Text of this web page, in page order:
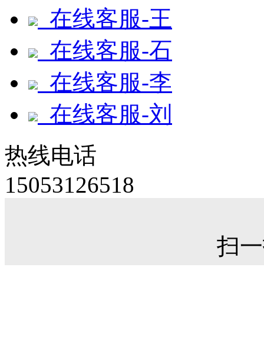
在线客服-王
在线客服-石
在线客服-李
在线客服-刘
热线电话
15053126518
扫